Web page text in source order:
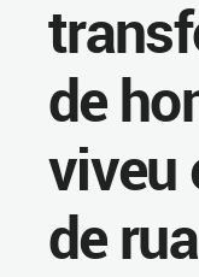
de
viveu
de